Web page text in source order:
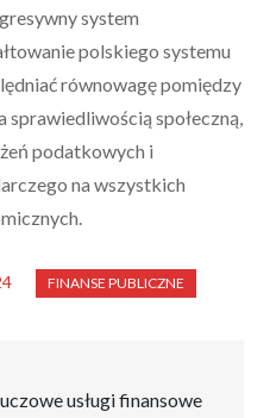
system
polskiego systemu
równowagę pomiędzy
społeczną,
podatkowych i
na wszystkich
usługi finansowe